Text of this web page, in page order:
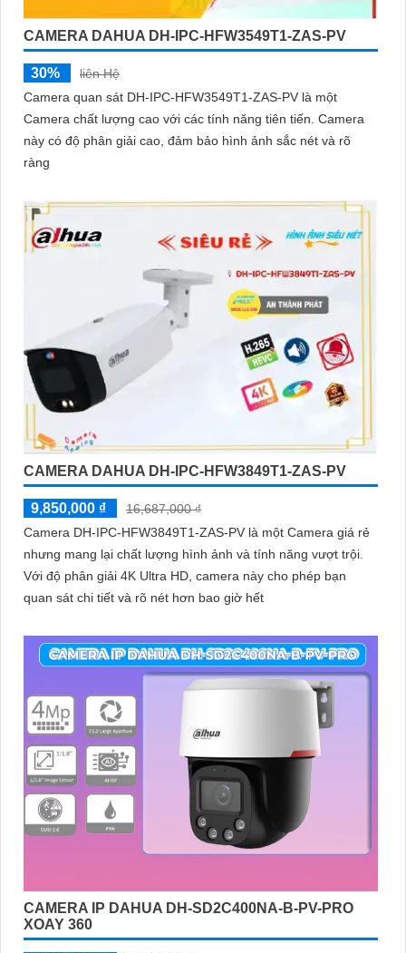
CAMERA DAHUA DH-IPC-HFW3549T1-ZAS-PV
30%
liên Hệ
Camera quan sát DH-IPC-HFW3549T1-ZAS-PV là một
Camera chất lượng cao với các tính năng tiên tiến. Camera
này có độ phân giải cao, đảm bảo hình ảnh sắc nét và rõ
ràng
CAMERA DAHUA DH-IPC-HFW3849T1-ZAS-PV
9,850,000 ₫
16,687,000 ₫
Camera DH-IPC-HFW3849T1-ZAS-PV là một Camera giá rẻ
nhưng mang lại chất lượng hình ảnh và tính năng vượt trội.
Với độ phân giải 4K Ultra HD, camera này cho phép bạn
quan sát chi tiết và rõ nét hơn bao giờ hết
CAMERA IP DAHUA DH-SD2C400NA-B-PV-PRO
XOAY 360